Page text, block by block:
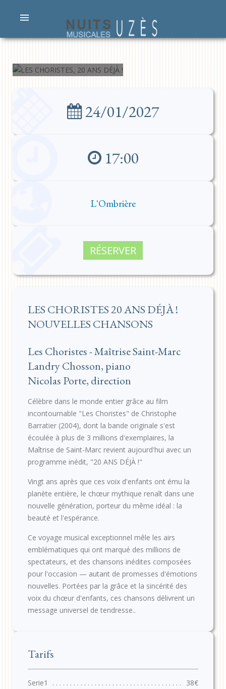
CHORISTES,
20 ANS DÉJÀ
24/01/2027
17:00
L'Ombrière
RÉSERVER
LES CHORISTES 20 ANS DÉJÀ !
NOUVELLES CHANSONS
Les Choristes - Maîtrise Saint-Marc
Landry Chosson, piano
Nicolas Porte, direction
Célèbre dans le monde entier grâce au film
incontournable "Les Choristes" de Christophe
Barratier (2004), dont la bande originale s'est
écoulée à plus de 3 millions d'exemplaires, la
Maîtrise de Saint-Marc revient aujourd'hui avec un
programme inédit, "20 ANS DÉJÀ !"
Vingt ans après que ces voix d'enfants ont ému la
planète entière, le chœur mythique renaît dans une
nouvelle génération, porteur du même idéal : la
beauté et l'espérance.
Ce voyage musical exceptionnel mêle les airs
emblématiques qui ont marqué des millions de
spectateurs, et des chansons inédites composées
pour l'occasion — autant de promesses d'émotions
nouvelles. Portées par la grâce et la sincérité des
voix du chœur d'enfants, ces chansons délivrent un
message universel de tendresse..
Tarifs
38€